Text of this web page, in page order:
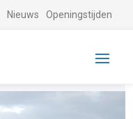
Nieuws Openingstijden